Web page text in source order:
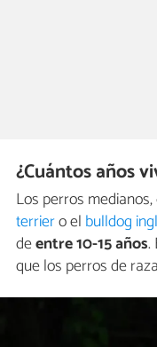
¿Cuántos años
Los perros
terriero el bulldog
deentre 10-15 años.
que los perros de